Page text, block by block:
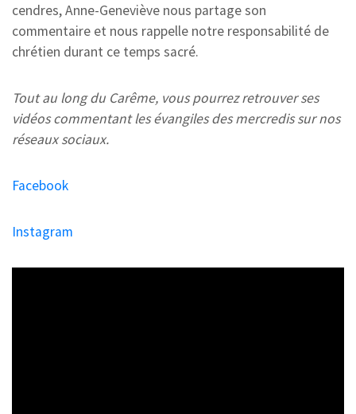
cendres, Anne-Geneviève nous partage son
commentaire et nous rappelle notre responsabilité de
chrétien durant ce temps sacré.
Tout au long du Carême, vous pourrez retrouver ses
vidéos commentant les évangiles des mercredis sur nos
réseaux sociaux.
Facebook
Instagram